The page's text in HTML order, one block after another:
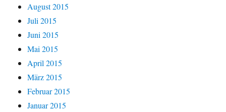
August 2015
Juli 2015
Juni 2015
Mai 2015
April 2015
März 2015
Februar 2015
Januar 2015